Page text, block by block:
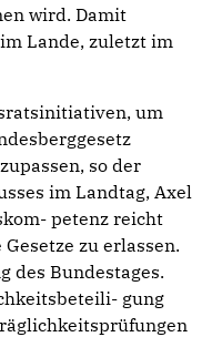
wird. Damit
Lande, zuletzt im
um
so der
im Landtag, Axel
petenz reicht
zu erlassen.
des Bundestages.
gung